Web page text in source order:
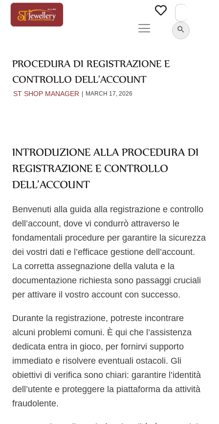
Search
SEARCH BUTTON
PROCEDURA DI REGISTRAZIONE E
CONTROLLO DELL'ACCOUNT
ST SHOP MANAGER MARCH 17, 2026
INTRODUZIONE ALLA PROCEDURA DI
REGISTRAZIONE E CONTROLLO
DELL’ACCOUNT
Benvenuti alla guida alla registrazione e controllo
dell’account, dove vi condurrò attraverso le
fondamentali procedure per garantire la sicurezza
dei vostri dati e l’efficace gestione dell’account.
La corretta assegnazione della valuta e la
documentazione richiesta sono passaggi cruciali
per attivare il vostro account con successo.
Durante la registrazione, potreste incontrare
alcuni problemi comuni. È qui che l’assistenza
dedicata entra in gioco, per fornirvi supporto
immediato e risolvere eventuali ostacoli. Gli
obiettivi di verifica sono chiari: garantire l’identità
dell’utente e proteggere la piattaforma da attività
fraudolente.